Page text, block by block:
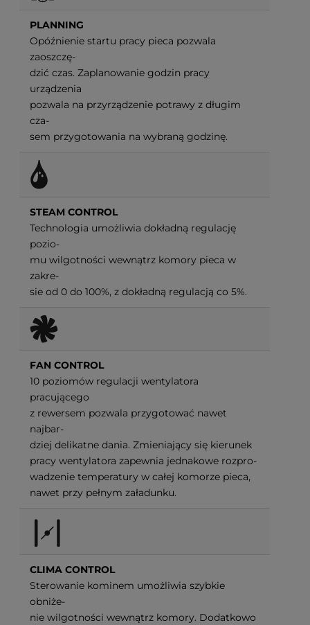
PLANNING
Opóźnienie startu pracy pieca pozwala
zaoszczę-
dzić czas. Zaplanowanie godzin pracy
urządzenia
pozwala na przyrządzenie potrawy z długim
cza-
sem przygotowania na wybraną godzinę.
STEAM CONTROL
Technologia umożliwia dokładną regulację
pozio-
mu wilgotności wewnątrz komory pieca w
zakre-
sie od 0 do 100%, z dokładną regulacją co 5%.
FAN CONTROL
10 poziomów regulacji wentylatora
pracującego
z rewersem pozwala przygotować nawet
najbar-
dziej delikatne dania. Zmieniający się kierunek
pracy wentylatora zapewnia jednakowe rozpro-
wadzenie temperatury w całej komorze pieca,
nawet przy pełnym załadunku.
CLIMA CONTROL
Sterowanie kominem umożliwia szybkie
obniże-
nie wilgotności wewnątrz komory. Dodatkowo